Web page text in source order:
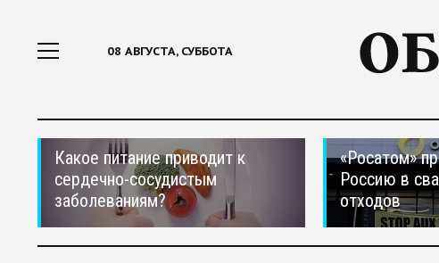
08 АВГУСТА, СУББОТА
Какое питание приводит к
сердечно-сосудистым
заболеваниям?
«Росатом»
Россию в
отходов